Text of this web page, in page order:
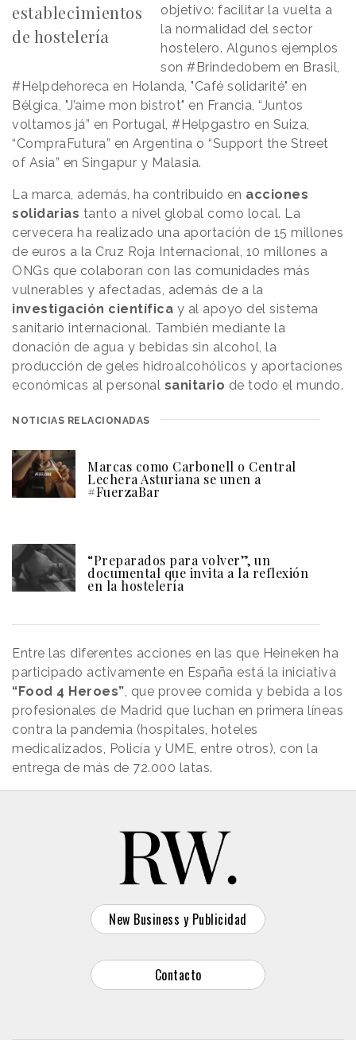
establecimientos
de hostelería
objetivo: facilitar la vuelta a
la normalidad del sector
hostelero. Algunos ejemplos
son #Brindedobem en Brasil,
#Helpdehoreca en Holanda, "Café solidarité" en
Bélgica, "J’aime mon bistrot" en Francia, “Juntos
voltamos já” en Portugal, #Helpgastro en Suiza,
“CompraFutura” en Argentina o “Support the Street
of Asia” en Singapur y Malasia.
La marca, además, ha contribuido en acciones
solidarias tanto a nivel global como local. La
cervecera ha realizado una aportación de 15 millones
de euros a la Cruz Roja Internacional, 10 millones a
ONGs que colaboran con las comunidades más
vulnerables y afectadas, además de a la
investigación científica y al apoyo del sistema
sanitario internacional. También mediante la
donación de agua y bebidas sin alcohol, la
producción de geles hidroalcohólicos y aportaciones
económicas al personal sanitario de todo el mundo.
NOTICIAS RELACIONADAS
Marcas como Carbonell o Central
Lechera Asturiana se unen a
#FuerzaBar
“Preparados para volver”, un
documental que invita a la reflexión
en la hostelería
Entre las diferentes acciones en las que Heineken ha
participado activamente en España está la iniciativa
“Food 4 Heroes” , que provee comida y bebida a los
profesionales de Madrid que luchan en primera líneas
contra la pandemia (hospitales, hoteles
medicalizados, Policía y UME, entre otros), con la
entrega de más de 72.000 latas.
New Business y Publicidad
Contacto